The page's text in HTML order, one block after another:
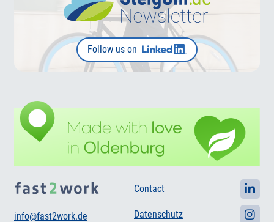
Follow us on
info@fast2work.de
Contact
Datenschutz